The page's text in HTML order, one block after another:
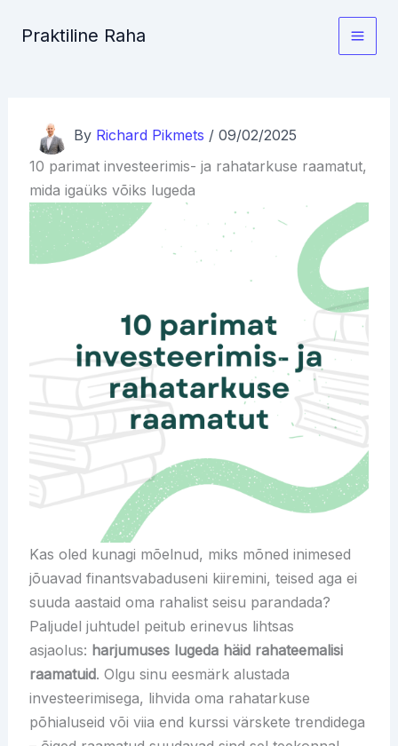
Praktiline Raha
By Richard Pikmets / 09/02/2025
10 parimat investeerimis- ja rahatarkuse raamatut,
mida igaüks võiks lugeda
Kas oled kunagi mõelnud, miks mõned inimesed
jõuavad finantsvabaduseni kiiremini, teised aga ei
suuda aastaid oma rahalist seisu parandada?
Paljudel juhtudel peitub erinevus lihtsas
asjaolus: harjumuses lugeda häid rahateemalisi
raamatuid. Olgu sinu eesmärk alustada
investeerimisega, lihvida oma rahatarkuse
põhialuseid või viia end kurssi värskete trendidega